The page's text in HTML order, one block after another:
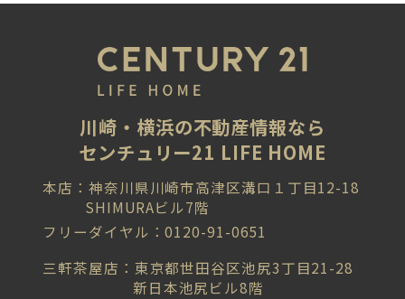
川崎・横浜の不動産情報なら
センチュリー21 LIFE HOME
本店：神奈川県川崎市高津区溝口１丁目12-18
SHIMURAビル7階
フリーダイヤル：0120-91-0651
三軒茶屋店：東京都世田谷区池尻3丁目21-28
新日本池尻ビル8階